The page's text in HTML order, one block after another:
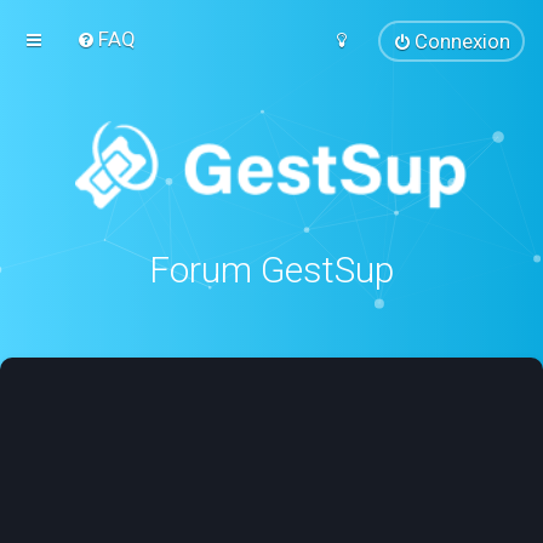
FAQ Connexion
Forum GestSup